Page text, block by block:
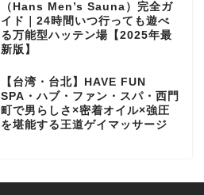
（Hans Men’s Sauna）完全ガ
イド｜24時間いつ行っても遊べ
る万能型ハッテン場【2025年最
新版】
【台湾・台北】HAVE FUN
SPA・ハブ・ファン・スパ・西門
町で男らしさ×密着オイル×強圧
を堪能する王道ゲイマッサージ